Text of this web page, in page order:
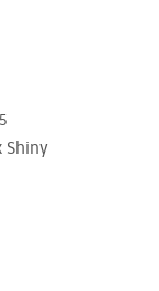
Shiny